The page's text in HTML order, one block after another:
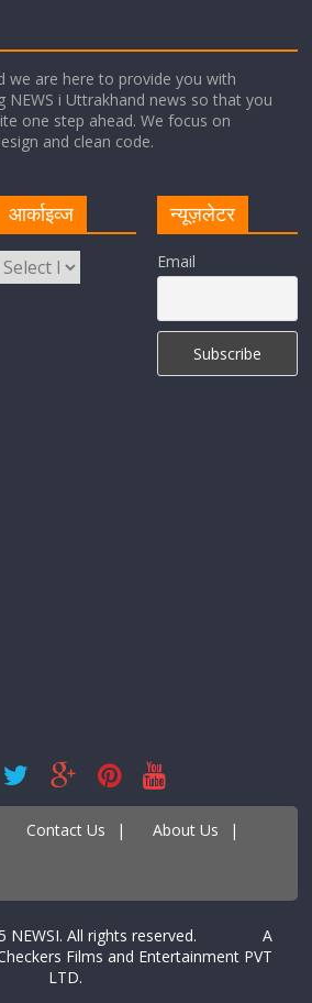
धामी बोले – आज के विद्यार्थी ही भविष्य में उत्तराखंड और देश का
करेंगे
प्रतिभाओं को हरसंभव प्रोत्साहन और विश्वस्तरीय सुविधाएँ
उपलब्ध कराना सरकार की प्राथमिकता: मुख्यमंत्री धामी
we are here to provide you with
NEWS i Uttrakhand news so that you
one step ahead. We focus on
and clean code.
आर्काइव्ज न्यूज़लेटर
Email
Contact Us | About Us |
NEWSI. All rights reserved. A
Films and Entertainment PVT
LTD.